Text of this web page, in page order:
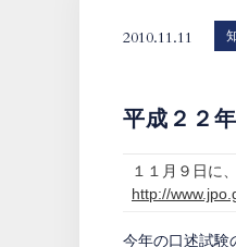
2010.11.11
平成２２
１１月９日に
http://
今年の口述試験